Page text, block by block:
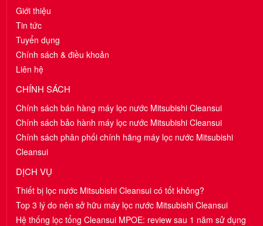
Giới thiệu
Tin tức
Tuyển dụng
Chính sách & điều khoản
Liên hệ
CHÍNH SÁCH
Chính sách bán hàng máy lọc nước Mitsubishi Cleansui
Chính sách bảo hành máy lọc nước Mitsubishi Cleansui
Chính sách phân phối chính hãng máy lọc nước Mitsubishi
Cleansui
DỊCH VỤ
Thiết bị lọc nước Mitsubishi Cleansui có tốt không?
Top 3 lý do nên sở hữu máy lọc nước Mitsubishi Cleansui
Hệ thống lọc tổng Cleansui MPOE: review sau 1 năm sử dụng